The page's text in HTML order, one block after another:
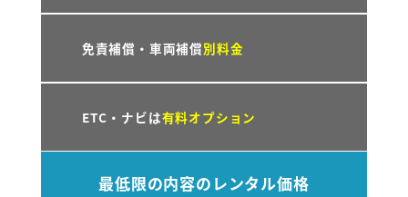
免責補償・車両補償別料金
ETC・ナビは有料オプション
最低限の内容のレンタル価格